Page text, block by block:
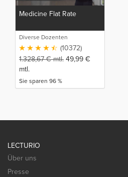
Medicine Flat Rate
Diverse Dozenten
(10372)
1.328,67€mtl. 49,99 €
mtl.
Sie sparen 96 %
LECTURIO
Über uns
Presse